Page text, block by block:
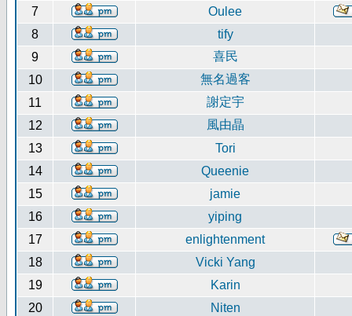
7
Oulee
8
tify
9
喜民
10
無名過客
11
謝定宇
12
風由晶
13
Tori
14
Queenie
15
jamie
16
yiping
17
enlightenment
18
Vicki Yang
19
Karin
20
Niten